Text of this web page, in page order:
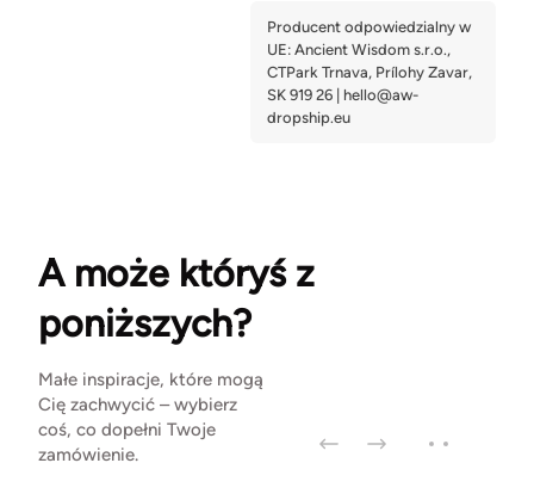
A może któryś z
poniższych?
Małe inspiracje, które mogą
Cię zachwycić – wybierz
coś, co dopełni Twoje
zamówienie.